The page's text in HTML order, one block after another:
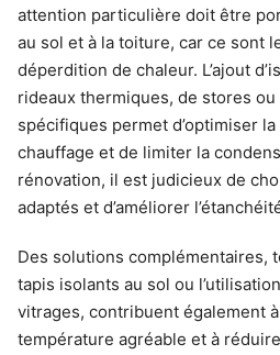
attention particulière doit être
au sol et à la toiture, car ce sont
déperdition de chaleur. L’ajout
rideaux thermiques, de stores
spécifiques permet d’optimiser
chauffage et de limiter la
rénovation, il est judicieux de
adaptés et d’améliorer
Des solutions complémentaires,
tapis isolants au sol ou
vitrages, contribuent également
température agréable et à